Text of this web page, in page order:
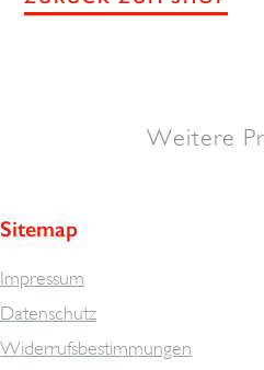
Weitere
Sitemap
Impressum
Datenschutz
Widerrufsbestimmungen